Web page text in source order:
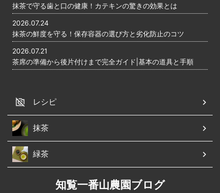
抹茶で守る歯と口の健康！カテキンの驚きの効果とは
2026.07.24
抹茶の鮮度を守る！保存容器の選び方と劣化防止のコツ
2026.07.21
茶席の準備から後片付けまで完全ガイド|基本の道具と手順
レシピ
抹茶
緑茶
知覧一番山農園ブログ